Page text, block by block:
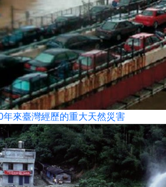
年來臺灣經歷的重大天然災害